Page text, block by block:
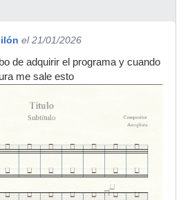
el 21/01/2026
de adquirir el programa y cuando
me sale esto